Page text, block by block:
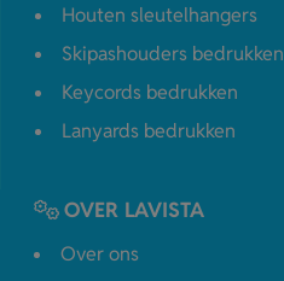
Houten sleutelhangers
Skipashouders bedrukken
Keycords bedrukken
Lanyards bedrukken
OVER LAVISTA
Over ons